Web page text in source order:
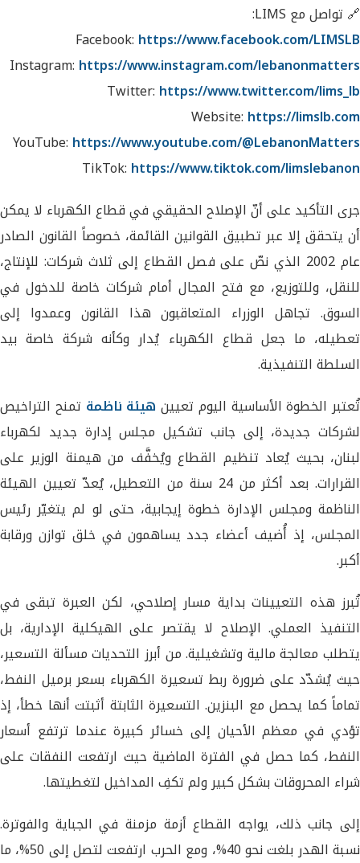
🔗 تواصل مع LIMS:
Facebook: https://www.facebook.com/LIMSLB
Instagram: https://www.instagram.com/lebanonmatters
Twitter: https://www.twitter.com/lims_lb
Website: https://limslb.com
YouTube: https://www.youtube.com/@LebanonMatters
TikTok: https://www.tiktok.com/limslebanon
جرى التأكيد على أنّ الإصلاح الحقيقي في قطاع الكهرباء لا يمكن
أن يتحقق إلا عبر تطبيق القوانين القائمة، خصوصاً القانون الصادر
عام 2002 الذي نصّ على فصل القطاع إلى ثلاث شركات: للإنتاج،
للنقل، وللتوزيع، مع فتح المجال أمام شركات خاصة للدخول في
السوق. تجاهل الوزراء المتعاقبون هذا القانون وعمدوا إلى
تعطيله، ما جعل قطاع الكهرباء يُدار وكأنه شركة خاصة بيد
السلطة التنفيذية.
تُعتبر الخطوة الأساسية اليوم تعيين هيئة ناظمة تمنح التراخيص
لشركات جديدة، إلى جانب تشكيل مجلس إدارة جديد لكهرباء
لبنان، بحيث يُعاد تنظيم القطاع ويُخفَّف من هيمنة الوزير على
القرارات. بعد أكثر من 24 سنة من التعطيل، يُعدّ تعيين الهيئة
الناظمة ومجلس الإدارة خطوة إيجابية، حتى لو لم يتغيّر رئيس
المجلس، إذ أُضيف أعضاء جدد يساهمون في خلق توازن ورقابة
أكبر.
تُبرز هذه التعيينات بداية مسار إصلاحي، لكن العبرة تبقى في
التنفيذ العملي. الإصلاح لا يقتصر على الهيكلية الإدارية، بل
يتطلب معالجة مالية وتشغيلية. من أبرز التحديات مسألة التسعير،
حيث يُشدّد على ضرورة ربط تسعيرة الكهرباء بسعر برميل النفط،
تماماً كما يحصل مع البنزين. التسعيرة الثابتة أثبتت أنها خطأ، إذ
تؤدي في معظم الأحيان إلى خسائر كبيرة عندما ترتفع أسعار
النفط، كما حصل في الفترة الماضية حيث ارتفعت النفقات على
شراء المحروقات بشكل كبير ولم تكفِ المداخيل لتغطيتها.
إلى جانب ذلك، يواجه القطاع أزمة مزمنة في الجباية والفوترة.
نسبة الهدر بلغت نحو 40%، ومع الحرب ارتفعت لتصل إلى 50%، ما